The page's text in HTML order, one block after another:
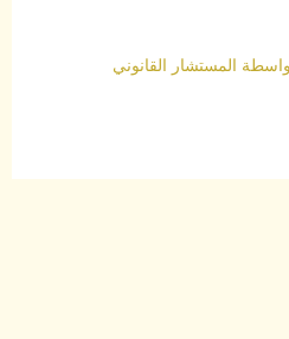
المستشار القانوني